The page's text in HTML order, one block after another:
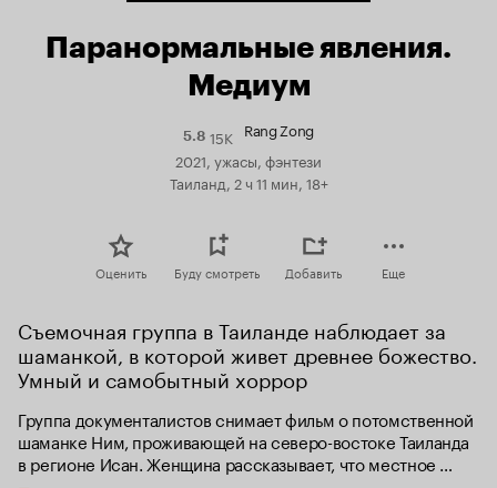
Паранормальные явления.
Медиум
5.8Рейтинг
Кинопоиска
5.8
15K Rang Zong
2021, ужасы, фэнтези
Таиланд, 2 ч 11 мин, 18+
Оценить Буду смотреть Добавить Еще
Съемочная группа в Таиланде наблюдает за
шаманкой, в которой живет древнее божество.
Умный и самобытный хоррор
Группа документалистов снимает фильм о потомственной
шаманке Ним, проживающей на северо-востоке Таиланда
в регионе Исан. Женщина рассказывает, что местное